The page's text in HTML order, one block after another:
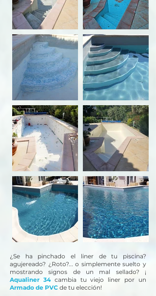
¿Se ha pinchado el liner de tu piscina?
agujereado? ¿Roto?... o simplemente suelto y
mostrando signos de un mal sellado? ¡
Aqualiner 34cambia tu viejo liner por un
Armado de PVC de tu elección!